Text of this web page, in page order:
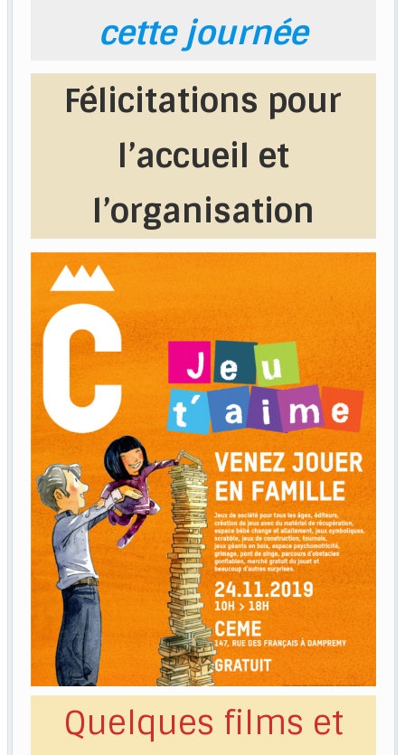
cette journée
Félicitations pour
l’accueil et
l’organisation
Quelques films et